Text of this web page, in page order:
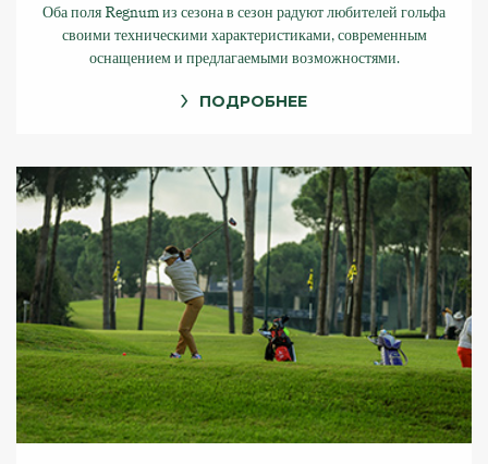
Оба поля Regnum из сезона в сезон радуют любителей гольфа
своими техническими характеристиками, современным
оснащением и предлагаемыми возможностями.
ПОДРОБНЕЕ